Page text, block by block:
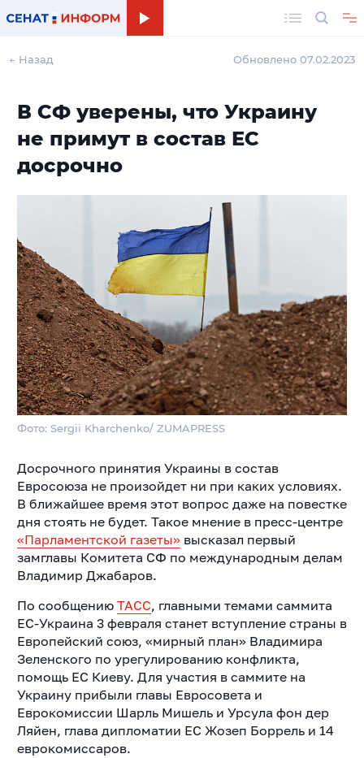
← Назад Обновлено 07.02.2023
В СФ уверены, что Украину
не примут в состав ЕС
досрочно
Фото: Sergii Kharchenko/ ZUMAPRESS
Досрочного принятия Украины в состав
Евросоюза не произойдет ни при каких условиях.
В ближайшее время этот вопрос даже на повестке
дня стоять не будет. Такое мнение в пресс-центре
«Парламентской газеты»высказал первый
замглавы Комитета СФ по международным делам
Владимир Джабаров.
По сообщению ТАСС, главными темами саммита
ЕС-Украина 3 февраля станет вступление страны в
Европейский союз, «мирный план» Владимира
Зеленского по урегулированию конфликта,
помощь ЕС Киеву. Для участия в саммите на
Украину прибыли главы Евросовета и
Еврокомиссии Шарль Мишель и Урсула фон дер
Ляйен, глава дипломатии ЕС Жозеп Боррель и 14
еврокомиссаров.